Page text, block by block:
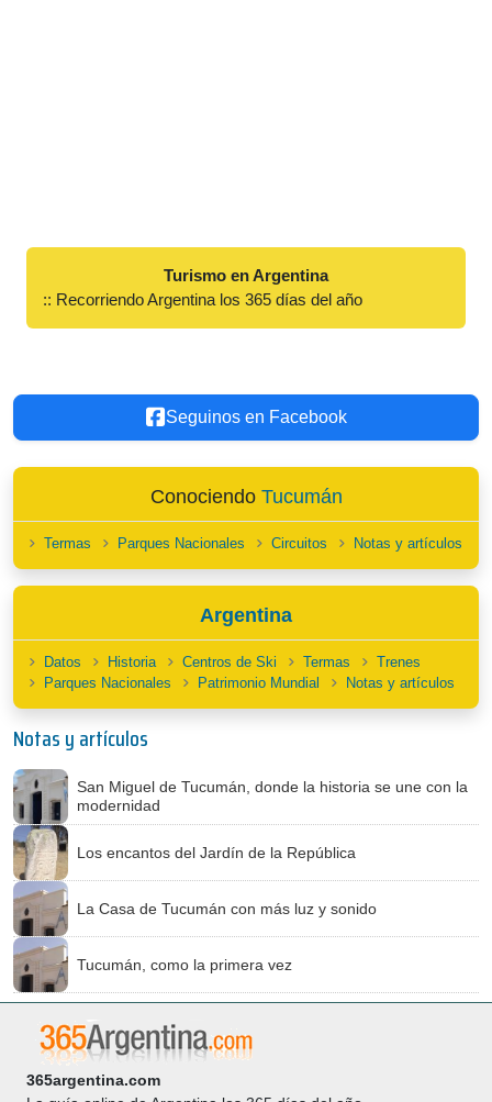
Turismo en Argentina
:: Recorriendo Argentina los 365 días del año
Seguinos en Facebook
Conociendo Tucumán
Termas Parques Nacionales Circuitos Notas y artículos
Argentina
Datos Historia Centros de Ski Termas
Trenes
Parques Nacionales
Patrimonio Mundial Notas y artículos
Notas y artículos
San Miguel de Tucumán, donde la historia se une con la
modernidad
Los encantos del Jardín de la República
La Casa de Tucumán con más luz y sonido
Tucumán, como la primera vez
365argentina.com